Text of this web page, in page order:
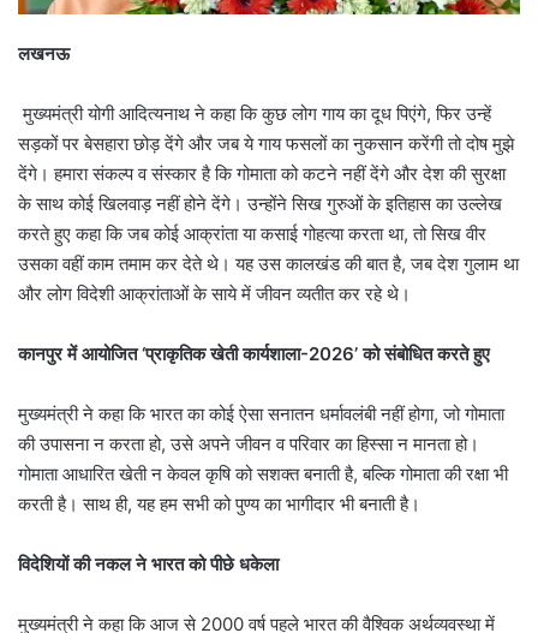
लखनऊ
मुख्यमंत्री योगी आदित्यनाथ ने कहा कि कुछ लोग गाय का दूध पिएंगे, फिर उन्हें
सड़कों पर बेसहारा छोड़ देंगे और जब ये गाय फसलों का नुकसान करेंगी तो दोष मुझे
देंगे। हमारा संकल्प व संस्कार है कि गोमाता को कटने नहीं देंगे और देश की सुरक्षा
के साथ कोई खिलवाड़ नहीं होने देंगे। उन्होंने सिख गुरुओं के इतिहास का उल्लेख
करते हुए कहा कि जब कोई आक्रांता या कसाई गोहत्या करता था, तो सिख वीर
उसका वहीं काम तमाम कर देते थे। यह उस कालखंड की बात है, जब देश गुलाम था
और लोग विदेशी आक्रांताओं के साये में जीवन व्यतीत कर रहे थे।
कानपुर में आयोजित ‘प्राकृतिक खेती कार्यशाला-2026’ को संबोधित करते हुए
मुख्यमंत्री ने कहा कि भारत का कोई ऐसा सनातन धर्मावलंबी नहीं होगा, जो गोमाता
की उपासना न करता हो, उसे अपने जीवन व परिवार का हिस्सा न मानता हो।
गोमाता आधारित खेती न केवल कृषि को सशक्त बनाती है, बल्कि गोमाता की रक्षा भी
करती है। साथ ही, यह हम सभी को पुण्य का भागीदार भी बनाती है।
विदेशियों की नकल ने भारत को पीछे धकेला
मुख्यमंत्री ने कहा कि आज से 2000 वर्ष पहले भारत की वैश्विक अर्थव्यवस्था में